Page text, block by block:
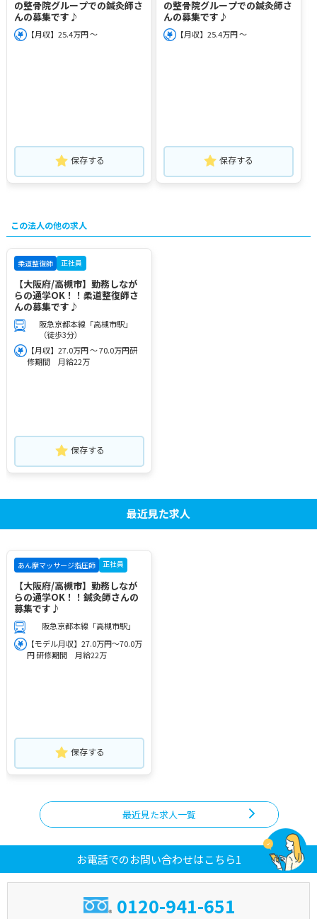
の整骨院グループでの鍼灸師さ
んの募集です♪
【月収】25.4万円 ～
保存する
の整骨院グループでの鍼灸師さ
んの募集です♪
【月収】25.4万円 ～
保存する
この法人の他の求人
柔道整復師 正社員
【大阪府/高槻市】勤務しなが
らの通学OK！！柔道整復師さ
んの募集です♪
阪急京都本線「高槻市駅」
（徒歩3分）
【月収】27.0万円 ～ 70.0万円研
修期間 月給22万
保存する
最近見た求人
あん摩マッサージ指圧師 正社員
【大阪府/高槻市】勤務しなが
らの通学OK！！鍼灸師さんの
募集です♪
阪急京都本線「高槻市駅」
【モデル月収】27.0万円～70.0万
円 研修期間 月給22万
保存する
最近見た求人一覧
お電話でのお問い合わせはこちら1
0120-941-651